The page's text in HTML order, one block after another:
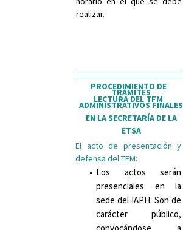
realizar.
PROCEDIMIENTO DE
LECTURA DEL TFM
TRÁMITES
ADMINISTRATIVOS FINALES
EN LA SECRETARÍA DE LA
ETSA
El acto de presentación y
defensa del TFM:
Los actos serán
presenciales en la
sede del IAPH. Son de
carácter público,